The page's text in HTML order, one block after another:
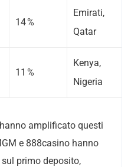
14 %
Emirati,
Qatar
11 %
Kenya,
Nigeria
amplificato questi
e 888casino hanno
primo deposito,